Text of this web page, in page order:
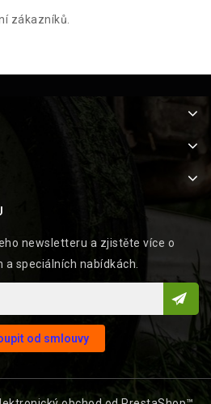
zákazníků.
newsletteru a zjistěte více o
speciálních nabídkách.
od smlouvy